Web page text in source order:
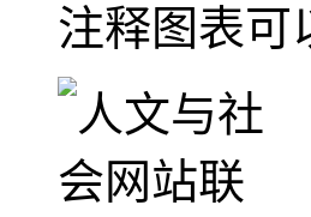
注释图表可